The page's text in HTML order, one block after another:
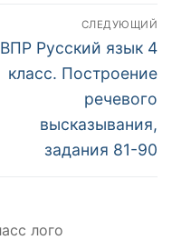
СЛЕДУЮЩИЙ
Следующий
пост:
ВПР Русский язык 4
класс. Построение
речевого
высказывания,
задания 81-90